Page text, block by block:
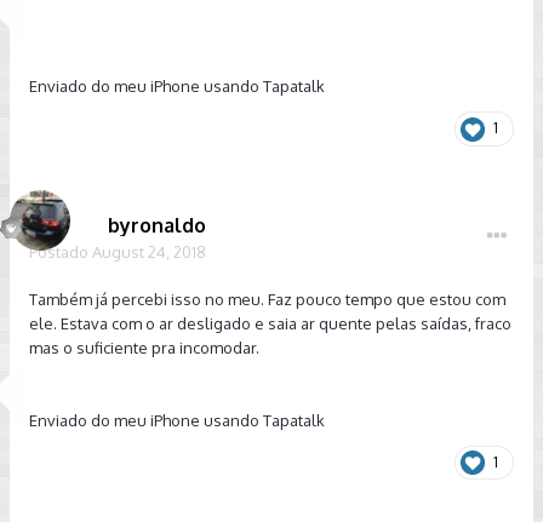
Enviado do meu iPhone usando Tapatalk
1
byronaldo
Postado August 24, 2018
Também já percebi isso no meu. Faz pouco tempo que estou com
ele. Estava com o ar desligado e saia ar quente pelas saídas, fraco
mas o suficiente pra incomodar.
Enviado do meu iPhone usando Tapatalk
1